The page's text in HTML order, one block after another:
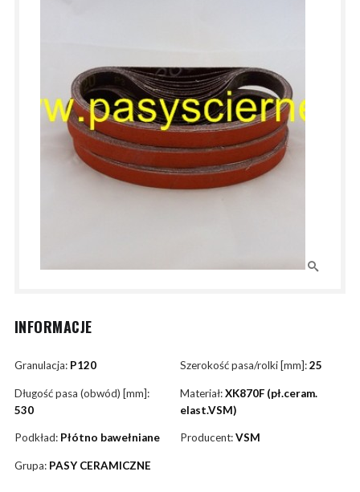
INFORMACJE
Granulacja: P120 Szerokość pasa/rolki [mm]:25
Długość pasa (obwód) [mm]:
530
Materiał:XK870F (pł.ceram.
elast.VSM)
Podkład: Płótno bawełniane Producent:VSM
Grupa: PASY CERAMICZNE